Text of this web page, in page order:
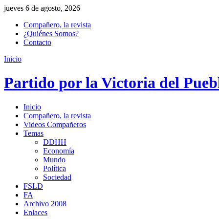
jueves 6 de agosto, 2026
Compañero, la revista
¿Quiénes Somos?
Contacto
Inicio
Partido por la Victoria del
Inicio
Compañero, la revista
Videos Compañeros
Temas
DDHH
Economía
Mundo
Política
Sociedad
FSLD
FA
Archivo 2008
Enlaces